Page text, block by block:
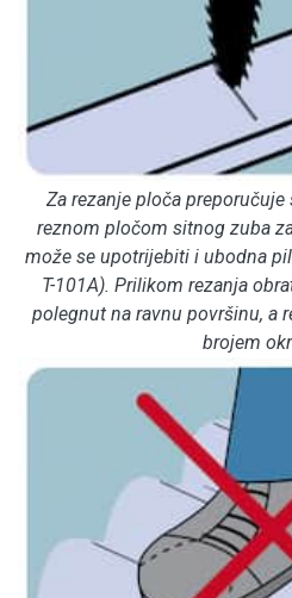
Za rezanje ploča
reznom pločom sitnog zuba
može se upotrijebiti i ubodna
T-101A). Prilikom rezanja
polegnut na ravnu površinu, a
brojem